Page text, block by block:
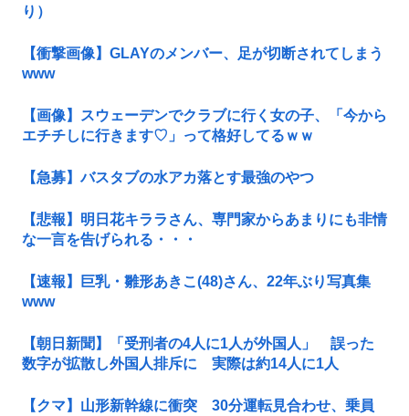
り）
【衝撃画像】GLAYのメンバー、足が切断されてしまう
www
【画像】スウェーデンでクラブに行く女の子、「今から
エチチしに行きます♡」って格好してるｗｗ
【急募】バスタブの水アカ落とす最強のやつ
【悲報】明日花キララさん、専門家からあまりにも非情
な一言を告げられる・・・
【速報】巨乳・雛形あきこ(48)さん、22年ぶり写真集
www
【朝日新聞】「受刑者の4人に1人が外国人」 誤った
数字が拡散し外国人排斥に 実際は約14人に1人
【クマ】山形新幹線に衝突 30分運転見合わせ、乗員